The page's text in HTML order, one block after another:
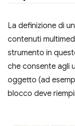
La definizione di
contenuti
strumento in
che consente agli
oggetto (ad
blocco deve